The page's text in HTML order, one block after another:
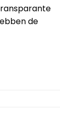
de